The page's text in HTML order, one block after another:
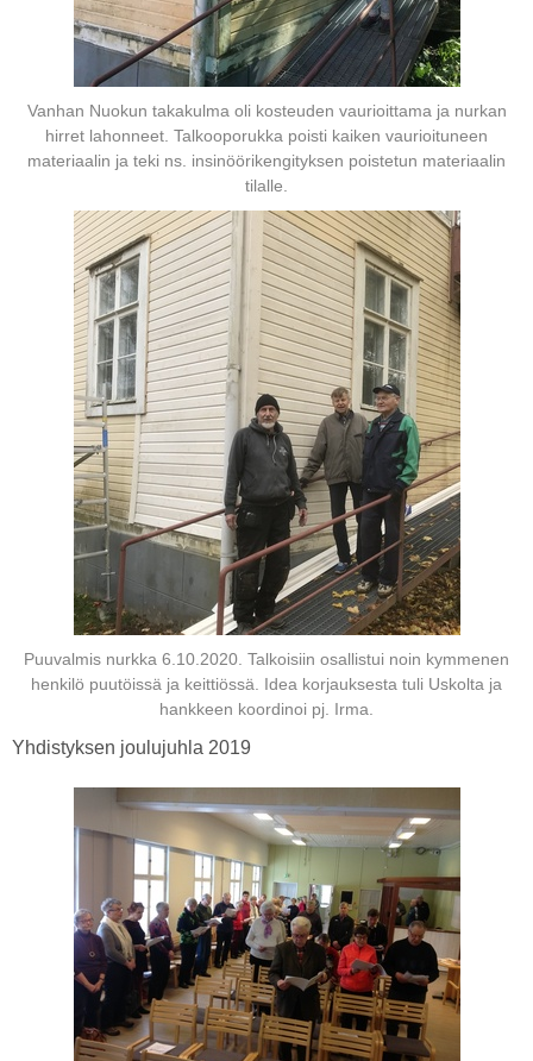
Vanhan Nuokun takakulma oli kosteuden vaurioittama ja nurkan
hirret lahonneet. Talkooporukka poisti kaiken vaurioituneen
materiaalin ja teki ns. insinöörikengityksen poistetun materiaalin
tilalle.
Puuvalmis nurkka 6.10.2020. Talkoisiin osallistui noin kymmenen
henkilö puutöissä ja keittiössä. Idea korjauksesta tuli Uskolta ja
hankkeen koordinoi pj. Irma.
Yhdistyksen joulujuhla 2019